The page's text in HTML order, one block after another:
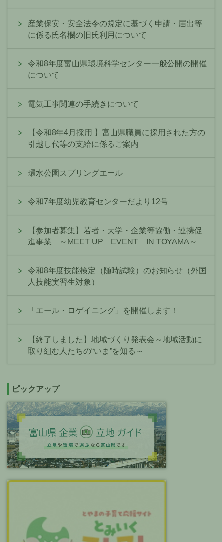
産業保安・安全法令の規定に基づく申請・届出等
に係る氏名欄の旧氏利用について
令和8年度富山県環境科学センター一般公開の開催
について
電気工事関連の手続きについて
【令和8年4月採用 】富山県職員に採用された方の
引越し代等の支給に係るご案内
環水公園スプリングエール
令和7年度幼児教育センターだより12号
【参加者募集】若者・大学・企業等協働・連携促
進事業 ～MEET UP EVENT IN TOYAMA～
令和8年度技能検定（随時試験）のお知らせ（外国
人技能実習生対象）
「エール・ロゲイニング」を開催します！
【終了しました】地域づくり発表会～地域活動に
取り組む人たちの“いま”を知る～
ピックアップ